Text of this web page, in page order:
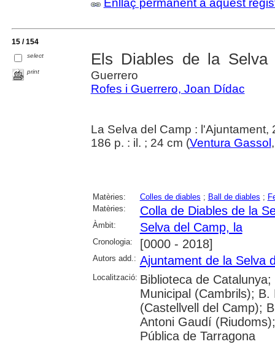
15 / 154
select
print
Els Diables de la Selva
Guerrero
Rofes i Guerrero, Joan Dídac
La Selva del Camp : l'Ajuntament,
186 p. : il. ; 24 cm (Ventura Gassol
Matèries: Colles de diables ; Ball de diables ;
Matèries:
Colla de Diables de la
Àmbit: Selva del Camp, la
Cronologia: [0000 - 2018]
Autors add.: Ajuntament de la Selva
Localització: Biblioteca de
Municipal (Cambrils);
(Castellvell del Camp);
Antoni Gaudí
Pública de Tarragona